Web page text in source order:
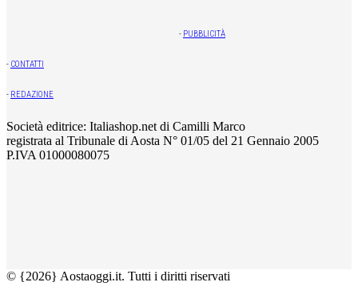
- PUBBLICITÀ
- CONTATTI
- REDAZIONE
Società editrice: Italiashop.net di Camilli Marco
registrata al Tribunale di Aosta N° 01/05 del 21 Gennaio 2005
P.IVA 01000080075
© {2026} Aostaoggi.it. Tutti i diritti riservati